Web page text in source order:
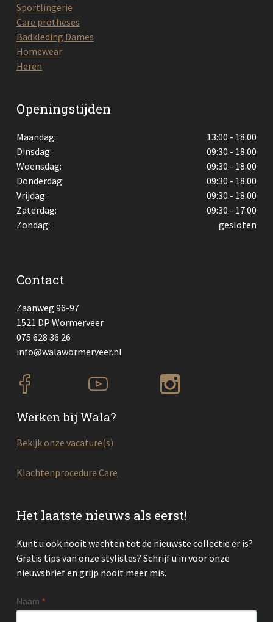
Sportlingerie
Care protheses
Badkleding Dames
Homewear
Heren
Openingstijden
Maandag:
13:00 - 18:00
Dinsdag:
09:30 - 18:00
Woensdag:
09:30 - 18:00
Donderdag:
09:30 - 18:00
Vrijdag:
09:30 - 18:00
Zaterdag:
09:30 - 17:00
Zondag:
gesloten
Contact
Zaanweg 96-97
1521 DP Wormerveer
075 628 36 26
info@walawormerveer.nl
Werken bij Wala?
Bekijk onze vacature(s)
Klachtenprocedure Care
Het laatste nieuws als eerst!
Kunt u ook nooit wachten tot de nieuwste collectie er is?
Gratis tips van onze stylistes? Schrijf u in voor onze
nieuwsbrief en grijp nooit meer mis.
Naam*